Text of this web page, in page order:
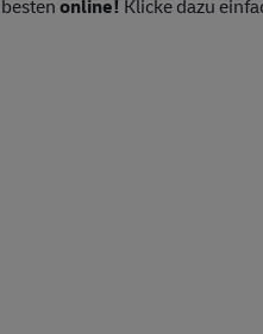
online! Klicke dazu